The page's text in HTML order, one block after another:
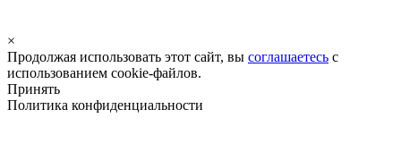
×
Продолжая использовать этот сайт, вы соглашаетесь с
использованием cookie-файлов.
Принять
Политика конфиденциальности